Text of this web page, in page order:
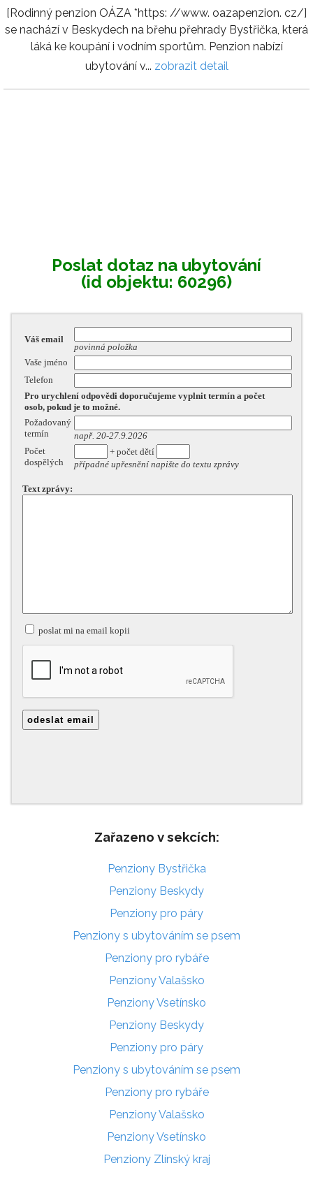
[Rodinný penzion OÁZA *https: //www. oazapenzion. cz/]
se nachází v Beskydech na břehu přehrady Bystřička, která
láká ke koupání i vodním sportům. Penzion nabízí
ubytování v... zobrazit detail
Poslat dotaz na ubytování
(id objektu: 60296)
Zařazeno v sekcích:
Penziony Bystřička
Penziony Beskydy
Penziony pro páry
Penziony s ubytováním se psem
Penziony pro rybáře
Penziony Valašsko
Penziony Vsetínsko
Penziony Beskydy
Penziony pro páry
Penziony s ubytováním se psem
Penziony pro rybáře
Penziony Valašsko
Penziony Vsetínsko
Penziony Zlínský kraj